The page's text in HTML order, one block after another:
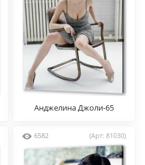
Анджелина Джоли-65
6582 (Арт: 81030)